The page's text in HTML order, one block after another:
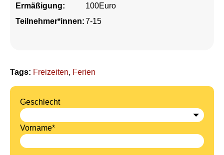
Ermäßigung:
100Euro
Teilnehmer*innen:7-15
Tags: Freizeiten, Ferien
Geschlecht
Vorname*